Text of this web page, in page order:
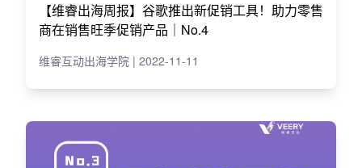
【维睿出海周报】谷歌推出新促销工具！助力零售
商在销售旺季促销产品｜No.4
维睿互动出海学院 | 2022-11-11